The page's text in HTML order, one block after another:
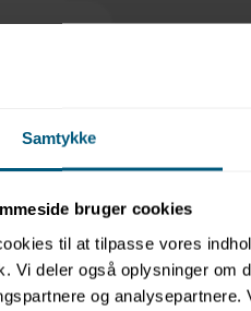
Samtykke
bruger cookies
til at tilpasse vores
Vi deler også oplysninger om
og